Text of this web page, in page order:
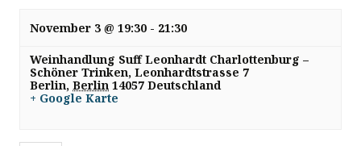
November 3 @ 19:30 - 21:30
Weinhandlung Suff Leonhardt Charlottenburg –
Schöner Trinken,Leonhardtstrasse 7
Berlin, Berlin 14057 Deutschland
+ Google Karte